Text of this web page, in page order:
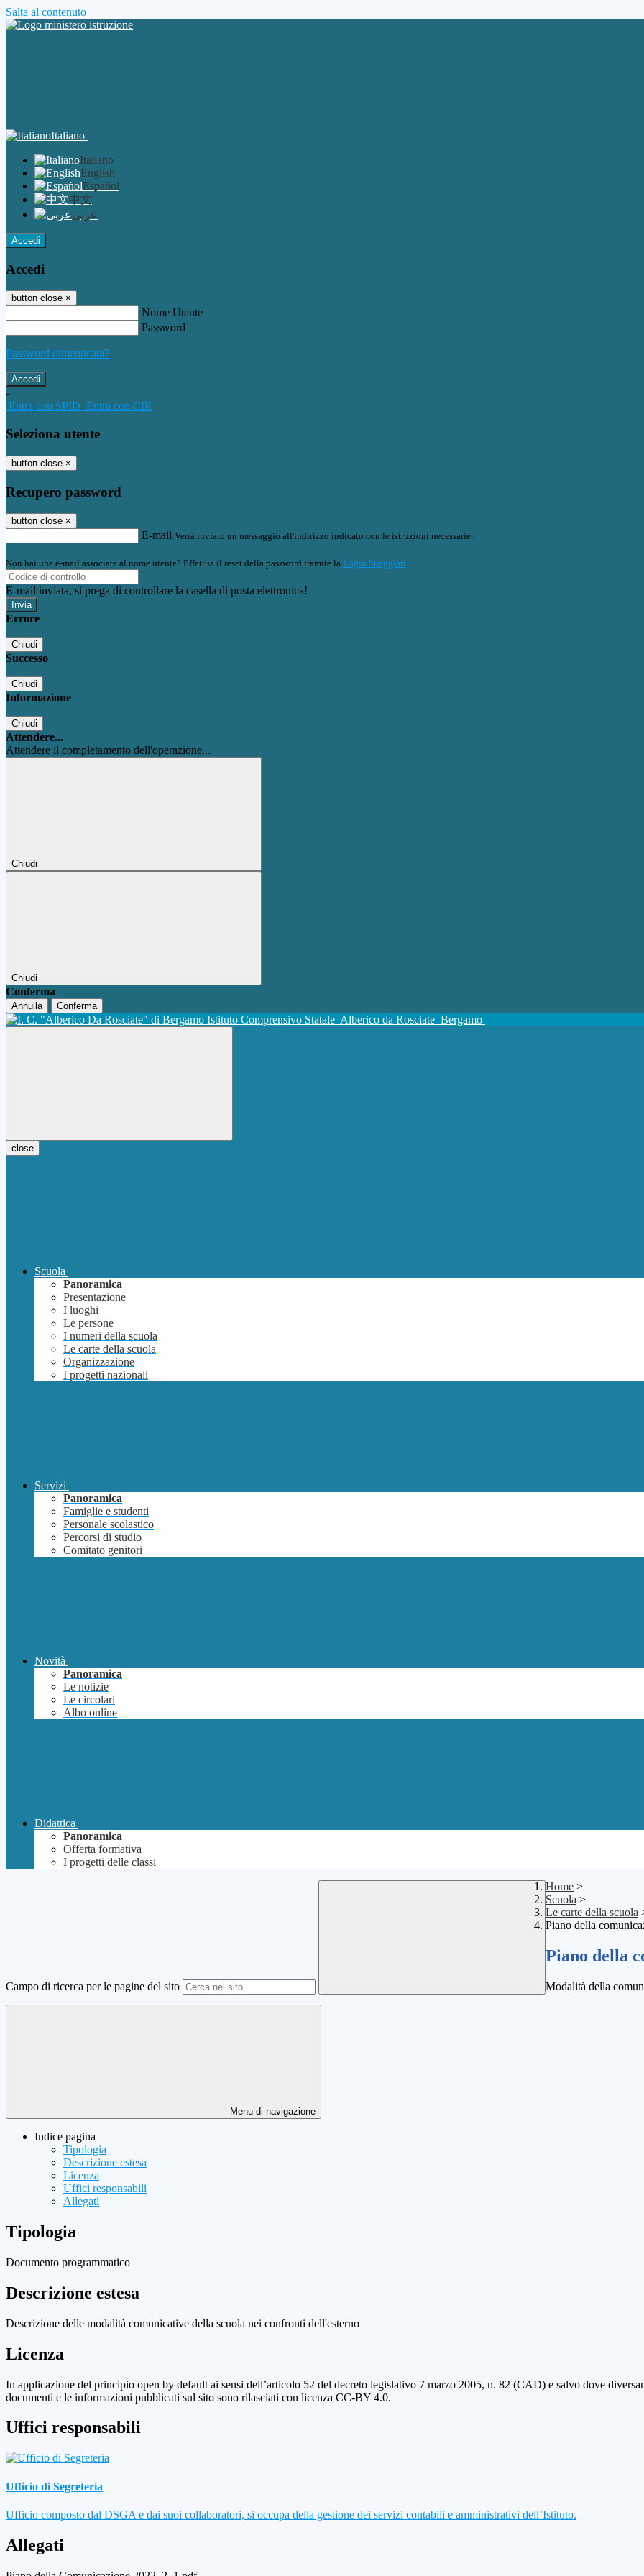
Salta al contenuto
Italiano
Italiano
English
Español
中文
عربى
Accedi
Accedi
button close ×
Nome Utente
Password
Password dimenticata?
-
Entra con SPID Entra con CIE
Seleziona utente
button close ×
Recupero password
button close ×
E-mail Verrà inviato un messaggio all'indirizzo indicato con le istruzioni necessarie.
Non hai una e-mail associata al nome utente? Effettua il reset della password tramite la Login Spaggiari
E-mail inviata, si prega di controllare la casella di posta elettronica!
Errore
Chiudi
Successo
Chiudi
Informazione
Chiudi
Attendere...
Attendere il completamento dell'operazione...
Chiudi
Chiudi
Conferma
Annulla Conferma
Istituto Comprensivo Statale Alberico da Rosciate Bergamo
close
Scuola
Panoramica
Presentazione
I luoghi
Le persone
I numeri della scuola
Le carte della scuola
Organizzazione
I progetti nazionali
Servizi
Panoramica
Famiglie e studenti
Personale scolastico
Percorsi di studio
Comitato genitori
Novità
Panoramica
Le notizie
Le circolari
Albo online
Didattica
Panoramica
Offerta formativa
I progetti delle classi
Campo di ricerca per le pagine del sito
Home >
Scuola >
Le carte della scuola
Piano della
Piano della
Modalità della
Menu di navigazione
Indice pagina
Tipologia
Descrizione estesa
Licenza
Uffici responsabili
Allegati
Tipologia
Documento programmatico
Descrizione estesa
Descrizione delle modalità comunicative della scuola nei confronti dell'esterno
Licenza
In applicazione del principio open by default ai sensi dell’articolo 52 del decreto legislativo 7 marzo 2005, n. 82 (CAD) e salvo dove
documenti e le informazioni pubblicati sul sito sono rilasciati con licenza CC-BY 4.0.
Uffici responsabili
Ufficio di Segreteria
Ufficio composto dal DSGA e dai suoi collaboratori, si occupa della gestione dei servizi contabili e amministrativi dell’Istituto.
Allegati